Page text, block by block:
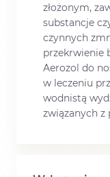
złożonym,
substancje
czynnych
przekrwienie
Aerozol do
w leczeniu
wodnistą
związanych z